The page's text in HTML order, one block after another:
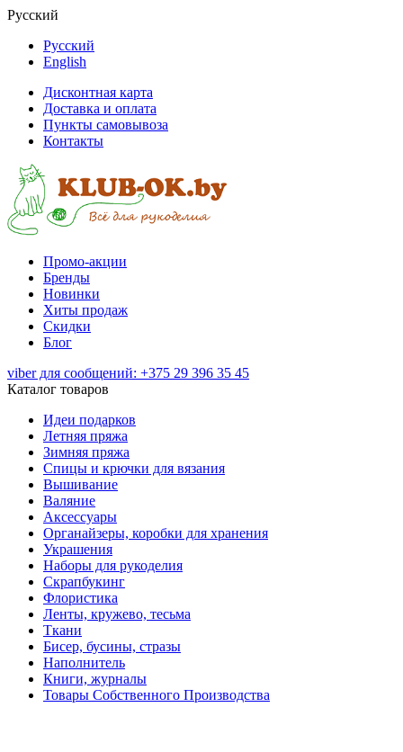
Русский
Русский
English
Дисконтная карта
Доставка и оплата
Пункты самовывоза
Контакты
Промо-акции
Бренды
Новинки
Хиты продаж
Скидки
Блог
viber для сообщений: +375 29 396 35 45
Каталог товаров
Идеи подарков
Летняя пряжа
Зимняя пряжа
Спицы и крючки для вязания
Вышивание
Валяние
Аксессуары
Органайзеры, коробки для хранения
Украшения
Наборы для рукоделия
Скрапбукинг
Флористика
Ленты, кружево, тесьма
Ткани
Бисер, бусины, стразы
Наполнитель
Книги, журналы
Товары Собственного Производства